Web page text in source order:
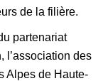
de la filière.
partenariat
l’association des
Alpes de Haute-